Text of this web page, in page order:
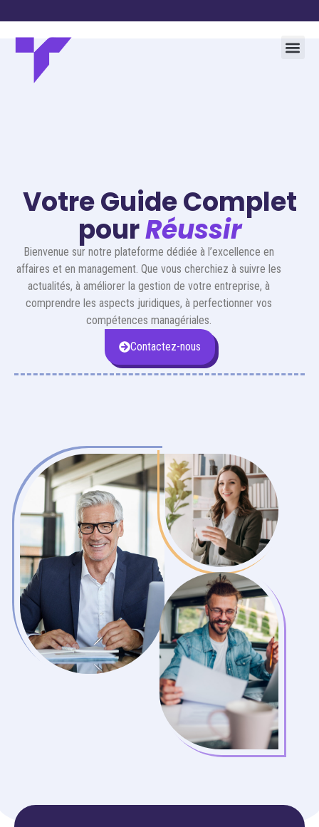
Votre Guide Complet
pourRéussir
Bienvenue sur notre plateforme dédiée à l’excellence en
affaires et en management. Que vous cherchiez à suivre les
actualités, à améliorer la gestion de votre entreprise, à
comprendre les aspects juridiques, à perfectionner vos
compétences managériales.
Contactez-nous